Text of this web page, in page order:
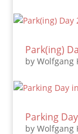
Park(ing)
by Wolfgang
Parking
by Wolfgang